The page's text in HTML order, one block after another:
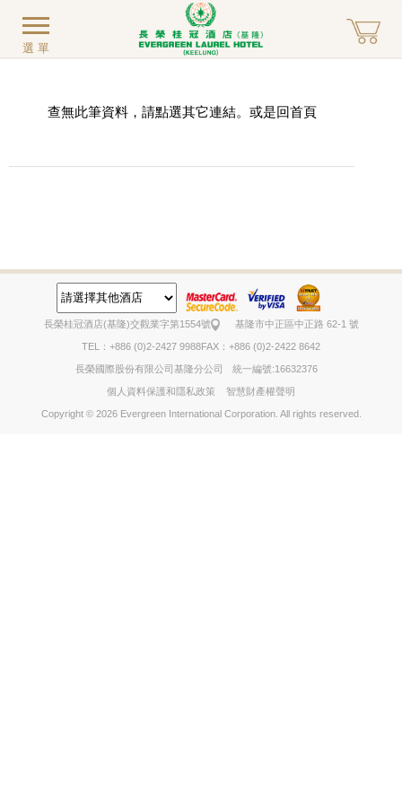
選單
查無此筆資料，請點選其它連結。或是回首頁
長榮桂冠酒店(基隆)交觀業字第1554號 基隆市中正區中正路 62-1 號
TEL：+886 (0)2-2427 9988FAX：+886 (0)2-2422 8642
長榮國際股份有限公司基隆分公司 統一編號:16632376
個人資料保護和隱私政策 智慧財產權聲明
Copyright © 2026 Evergreen International Corporation. All rights reserved.